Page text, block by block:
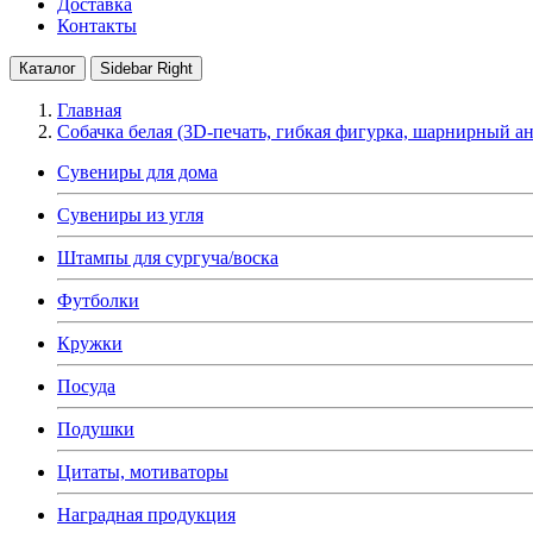
Контакты
Каталог Sidebar Right
Главная
Собачка белая (3D-печать, гибкая фигурка, шарнирный
Сувениры для дома
Сувениры из угля
Штампы для сургуча/воска
Футболки
Кружки
Посуда
Подушки
Цитаты, мотиваторы
Наградная продукция